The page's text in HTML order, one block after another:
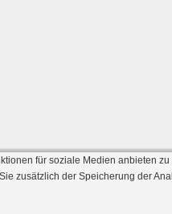
für soziale Medien anbieten zu
zusätzlich der Speicherung der